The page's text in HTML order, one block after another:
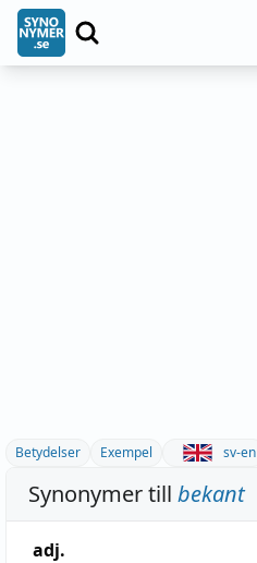
Betydelser Exempel sv-en
Synonymer till bekant
adj.